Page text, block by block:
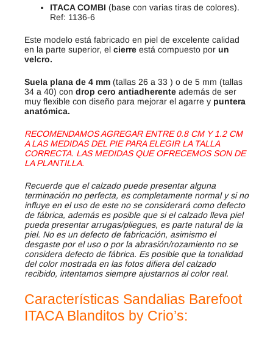
ITACA COMBI (base con varias tiras de colores).
Ref: 1136-6
Este modelo está fabricado en piel de excelente calidad
en la parte superior, el cierre está compuesto por un
velcro.
Suela plana de 4 mm (tallas 26 a 33 ) o de 5 mm (tallas
34 a 40) con drop cero antiadherente además de ser
muy flexible con diseño para mejorar el agarre y puntera
anatómica.
RECOMENDAMOS AGREGAR ENTRE 0.8 CM Y 1.2 CM
A LAS MEDIDAS DEL PIE PARA ELEGIR LA TALLA
CORRECTA. LAS MEDIDAS QUE OFRECEMOS SON DE
LA PLANTILLA.
Recuerde que el calzado puede presentar alguna
terminación no perfecta, es completamente normal y si no
influye en el uso de este no se considerará como defecto
de fábrica, además es posible que si el calzado lleva piel
pueda presentar arrugas/pliegues, es parte natural de la
piel. No es un defecto de fabricación, asimismo el
desgaste por el uso o por la abrasión/rozamiento no se
considera defecto de fábrica. Es posible que la tonalidad
del color mostrada en las fotos difiera del calzado
recibido, intentamos siempre ajustarnos al color real.
Características Sandalias Barefoot
ITACA Blanditos by Crio’s: